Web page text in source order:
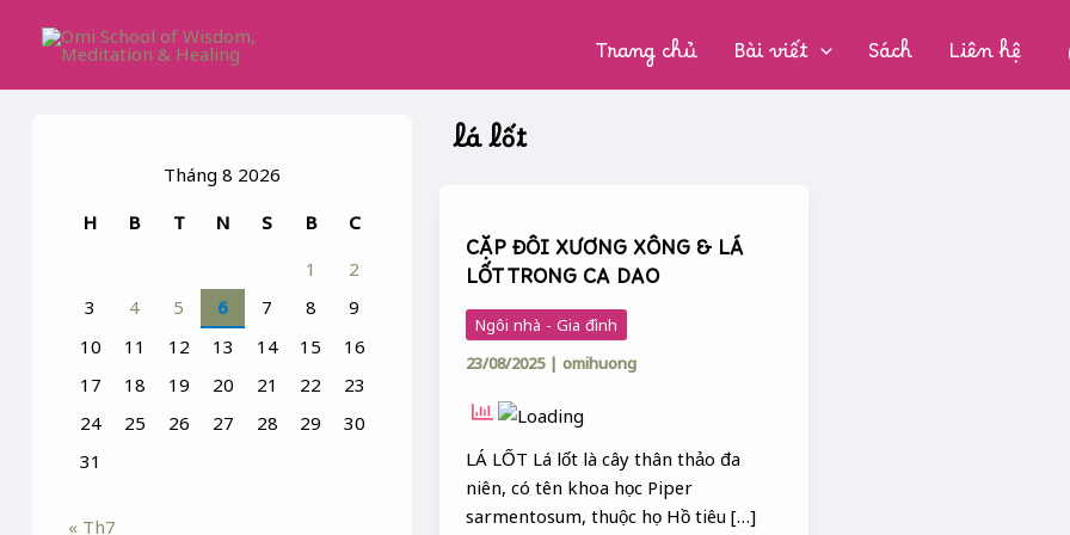
Trang chủ Bài viết Sách Liên hệ
Tháng 8 2026
H
B T N S B
C
1
2
3
4 5 6 7 8
9
10
11 12 13 14 15
16
17
18 19 20 21 22
23
24
25 26 27 28 29
30
31
« Th7
lá lốt
CẶP ĐÔI XƯƠNG XÔNG & LÁ
LỐT TRONG CA DAO
Ngôi nhà - Gia đình
23/08/2025 |omihuong
LÁ LỐT Lá lốt là cây thân thảo đa
niên, có tên khoa học Piper
sarmentosum, thuộc họ Hồ tiêu […]
XƯƠNG
XÔNG
&
LÁ
LỐT
TRONG
CA
DAO